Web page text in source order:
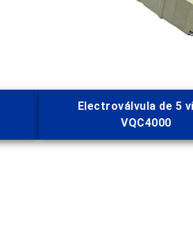
Electroválvula de 5
VQC4000